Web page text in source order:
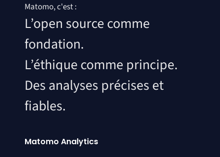
Matomo, c'est :
L’open source comme
fondation.
L’éthique comme principe.
Des analyses précises et
fiables.
Matomo Analytics